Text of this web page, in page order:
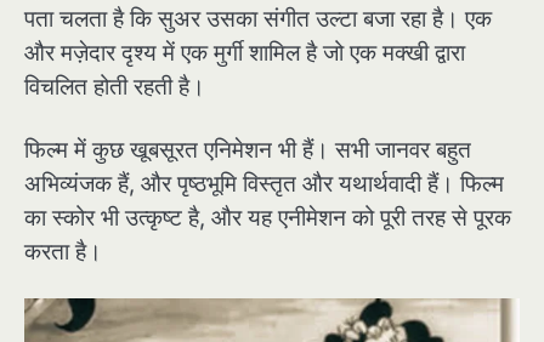
पता चलता है कि सुअर उसका संगीत उल्टा बजा रहा है। एक
और मज़ेदार दृश्य में एक मुर्गी शामिल है जो एक मक्खी द्वारा
विचलित होती रहती है।
फिल्म में कुछ खूबसूरत एनिमेशन भी हैं। सभी जानवर बहुत
अभिव्यंजक हैं, और पृष्ठभूमि विस्तृत और यथार्थवादी हैं। फिल्म
का स्कोर भी उत्कृष्ट है, और यह एनीमेशन को पूरी तरह से पूरक
करता है।